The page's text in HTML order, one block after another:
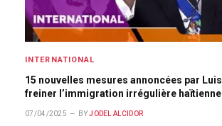
INTERNATIONAL
15 nouvelles mesures annoncées par
freiner l’immigration irrégulière haïtienne
07/04/2025 BY JODEL ALCIDOR